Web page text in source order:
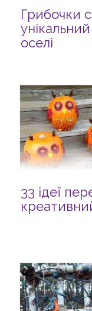
Грибочки
оселі
33 ідеї